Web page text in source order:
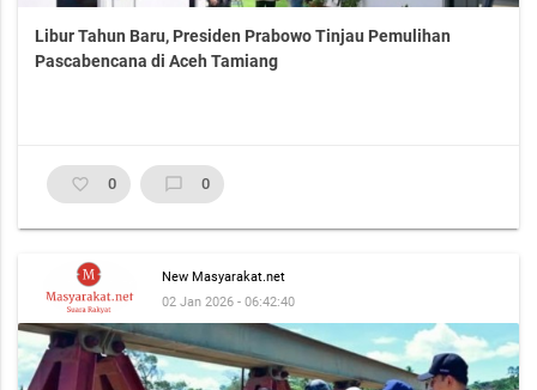
Libur Tahun Baru, Presiden Prabowo Tinjau Pemulihan
Pascabencana di Aceh Tamiang
favorite_border 0 chat_bubble_outline 0
New Masyarakat.net
02 Jan 2026 - 06:42:40